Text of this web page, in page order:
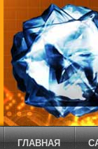
ГЛАВНАЯ